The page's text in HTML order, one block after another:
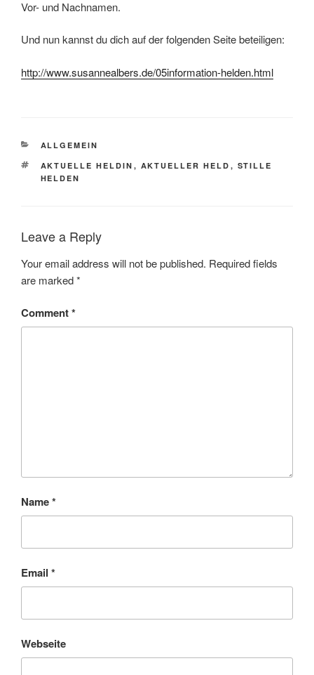
Vor- und Nachnamen.
Und nun kannst du dich auf der folgenden Seite beteiligen:
http://www.susannealbers.de/05information-helden.html
CATEGORIES
ALLGEMEIN
TAGS
AKTUELLE HELDIN , AKTUELLER HELD , STILLE
HELDEN
Leave a Reply
Your email address will not be published. Required fields
are marked*
Comment*
Name*
Email *
Webseite